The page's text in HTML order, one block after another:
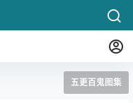
五更百鬼图集